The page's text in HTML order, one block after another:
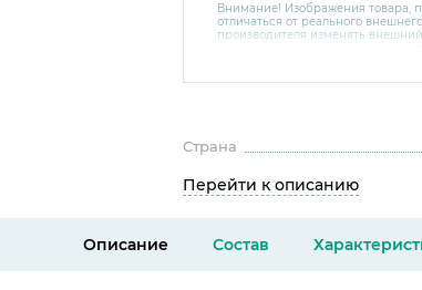
Внимание! Изображения товара,
отличаться от реального
производителя изменять
консультантов по номеру 8 800
Страна
Перейти к описанию
Описание Состав